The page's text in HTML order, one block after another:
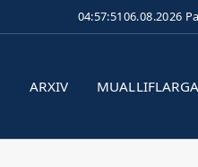
04:57:5106.08.2026
ARXIV MUALLIFLARGA